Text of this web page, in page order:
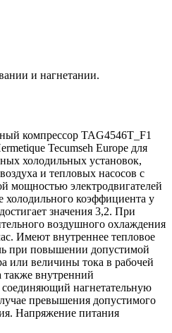
и нагнетании.
компрессор TAG4546T_F1
Tecumseh Europe для
холодильных установок,
и тепловых насосов с
мощностью электродвигателей
холодильного коэффициента у
значения 3,2. При
воздушного охлаждения
Имеют внутреннее тепловое
при повышении допустимой
или величины тока в рабочей
также внутренний
нагнетательную
превышения допустимого
Напряжение питания